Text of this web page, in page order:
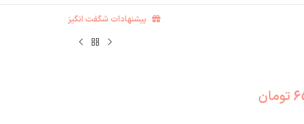
پیشنهادات شگفت انگیز
تومان